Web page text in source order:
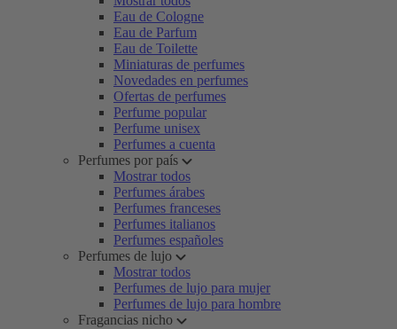
Eau de Cologne
Eau de Parfum
Eau de Toilette
Miniaturas de perfumes
Novedades en perfumes
Ofertas de perfumes
Perfume popular
Perfume unisex
Perfumes a cuenta
Perfumes por país
Mostrar todos
Perfumes árabes
Perfumes franceses
Perfumes italianos
Perfumes españoles
Perfumes de lujo
Mostrar todos
Perfumes de lujo para mujer
Perfumes de lujo para hombre
Fragancias nicho